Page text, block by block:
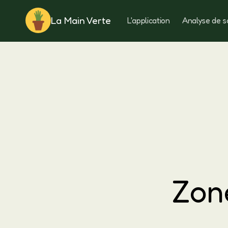
La Main Verte L'application Analyse de
Rotation